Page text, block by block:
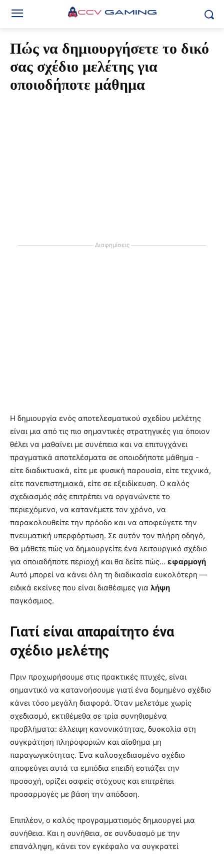
Πώς να δημιουργήσετε το δικό
σας σχέδιο μελέτης για
οποιοδήποτε μάθημα
Διαφημίσεις
Η δημιουργία ενός αποτελεσματικού σχεδίου μελέτης
είναι μια από τις πιο σημαντικές στρατηγικές για όποιον
θέλει να μαθαίνει με συνέπεια και να επιτυγχάνει
πραγματικά αποτελέσματα σε οποιοδήποτε μάθημα -
είτε διαδικτυακά, είτε με φυσική παρουσία, είτε τεχνικά,
είτε πανεπιστημιακά, είτε σε εξειδίκευση. Ο καλός
σχεδιασμός σάς επιτρέπει να οργανώνετε το
περιεχόμενο, να κατανέμετε τον χρόνο, να
παρακολουθείτε την πρόοδο και να αποφεύγετε την
πνευματική υπερφόρτωση. Σε αυτόν τον πλήρη οδηγό,
θα μάθετε πώς να δημιουργείτε ένα λειτουργικό σχέδιο
για οποιαδήποτε περιοχή και θα δείτε πώς... εφαρμογή
Αυτό μπορεί να κάνει όλη τη διαδικασία ευκολότερη —
ειδικά εκείνες που είναι διαθέσιμες για λήψη
παγκόσμιος.
Γιατί είναι απαραίτητο ένα
σχέδιο μελέτης
Πριν προχωρήσουμε στις πρακτικές πτυχές, είναι
σημαντικό να κατανοήσουμε γιατί ένα δομημένο σχέδιο
κάνει τόσο μεγάλη διαφορά. Όταν μελετάμε χωρίς
σχεδιασμό, εκτιθέμεθα σε τρία συνηθισμένα
προβλήματα: έλλειψη κανονικότητας, δυσκολία στη
συγκράτηση πληροφοριών και αίσθημα μη
παραγωγικότητας. Ένα καλοσχεδιασμένο σχέδιο
αποφεύγει αυτά τα εμπόδια επειδή εστιάζει την
προσοχή, ορίζει σαφείς στόχους και επιτρέπει
προσαρμογές με βάση την απόδοση.
Επιπλέον, ο καλός προγραμματισμός δημιουργεί μια
συνήθεια. Και η συνήθεια, σε συνδυασμό με την
επανάληψη, κάνει τον εγκέφαλο να συγκρατεί